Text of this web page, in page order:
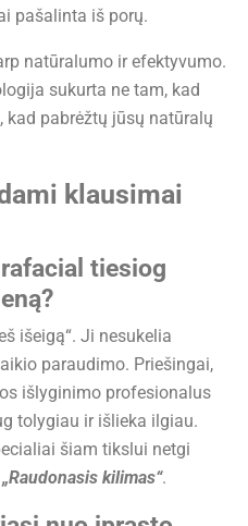
pašalinta iš porų.
natūralumo ir efektyvumo.
sukurta ne tam, kad
kad pabrėžtų jūsų natūralų
klausimai
tiesiog
išeigą“. Ji nesukelia
paraudimo. Priešingai,
išlyginimo profesionalus
tolygiau ir išlieka ilgiau.
šiam tikslui netgi
„Raudonasis kilimas“.